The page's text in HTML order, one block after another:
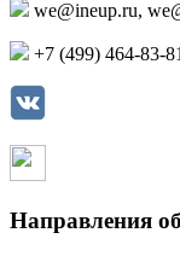
we@ineup.ru,
+7 (499) 464-83-
Направления